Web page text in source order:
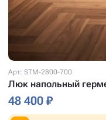
Арт: STM-2800-700
Люк напольный
48 400 ₽